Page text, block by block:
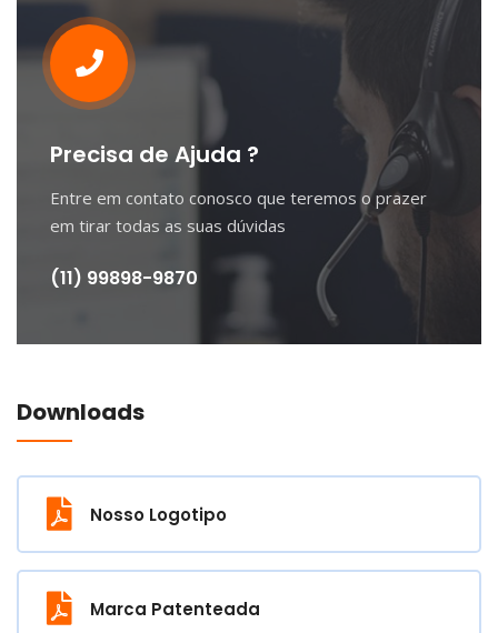
Precisa de Ajuda ?
Entre em contato conosco que teremos o prazer
em tirar todas as suas dúvidas
(11) 99898-9870
Downloads
Nosso Logotipo
Marca Patenteada